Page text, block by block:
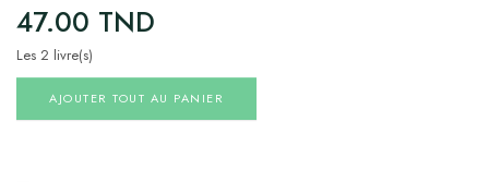
47.00 TND
Les 2 livre(s)
AJOUTER TOUT AU PANIER